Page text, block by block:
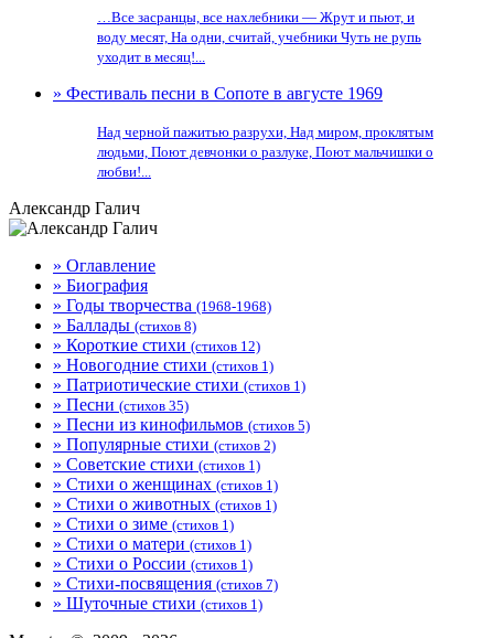
…Все засранцы, все нахлебники — Жрут и пьют, и
воду месят, На одни, считай, учебники Чуть не рупь
уходит в месяц!...
» Фестиваль песни в Сопоте в августе 1969
Над черной пажитью разрухи, Над миром, проклятым
людьми, Поют девчонки о разлуке, Поют мальчишки о
любви!...
Александр Галич
» Оглавление
» Биография
» Годы творчества (1968-1968)
» Баллады (стихов 8)
» Короткие стихи (стихов 12)
» Новогодние стихи (стихов 1)
» Патриотические стихи (стихов 1)
» Песни (стихов 35)
» Песни из кинофильмов (стихов 5)
» Популярные стихи (стихов 2)
» Советские стихи (стихов 1)
» Стихи о женщинах (стихов 1)
» Стихи о животных (стихов 1)
» Стихи о зиме (стихов 1)
» Стихи о матери (стихов 1)
» Стихи о России (стихов 1)
» Стихи-посвящения (стихов 7)
» Шуточные стихи (стихов 1)